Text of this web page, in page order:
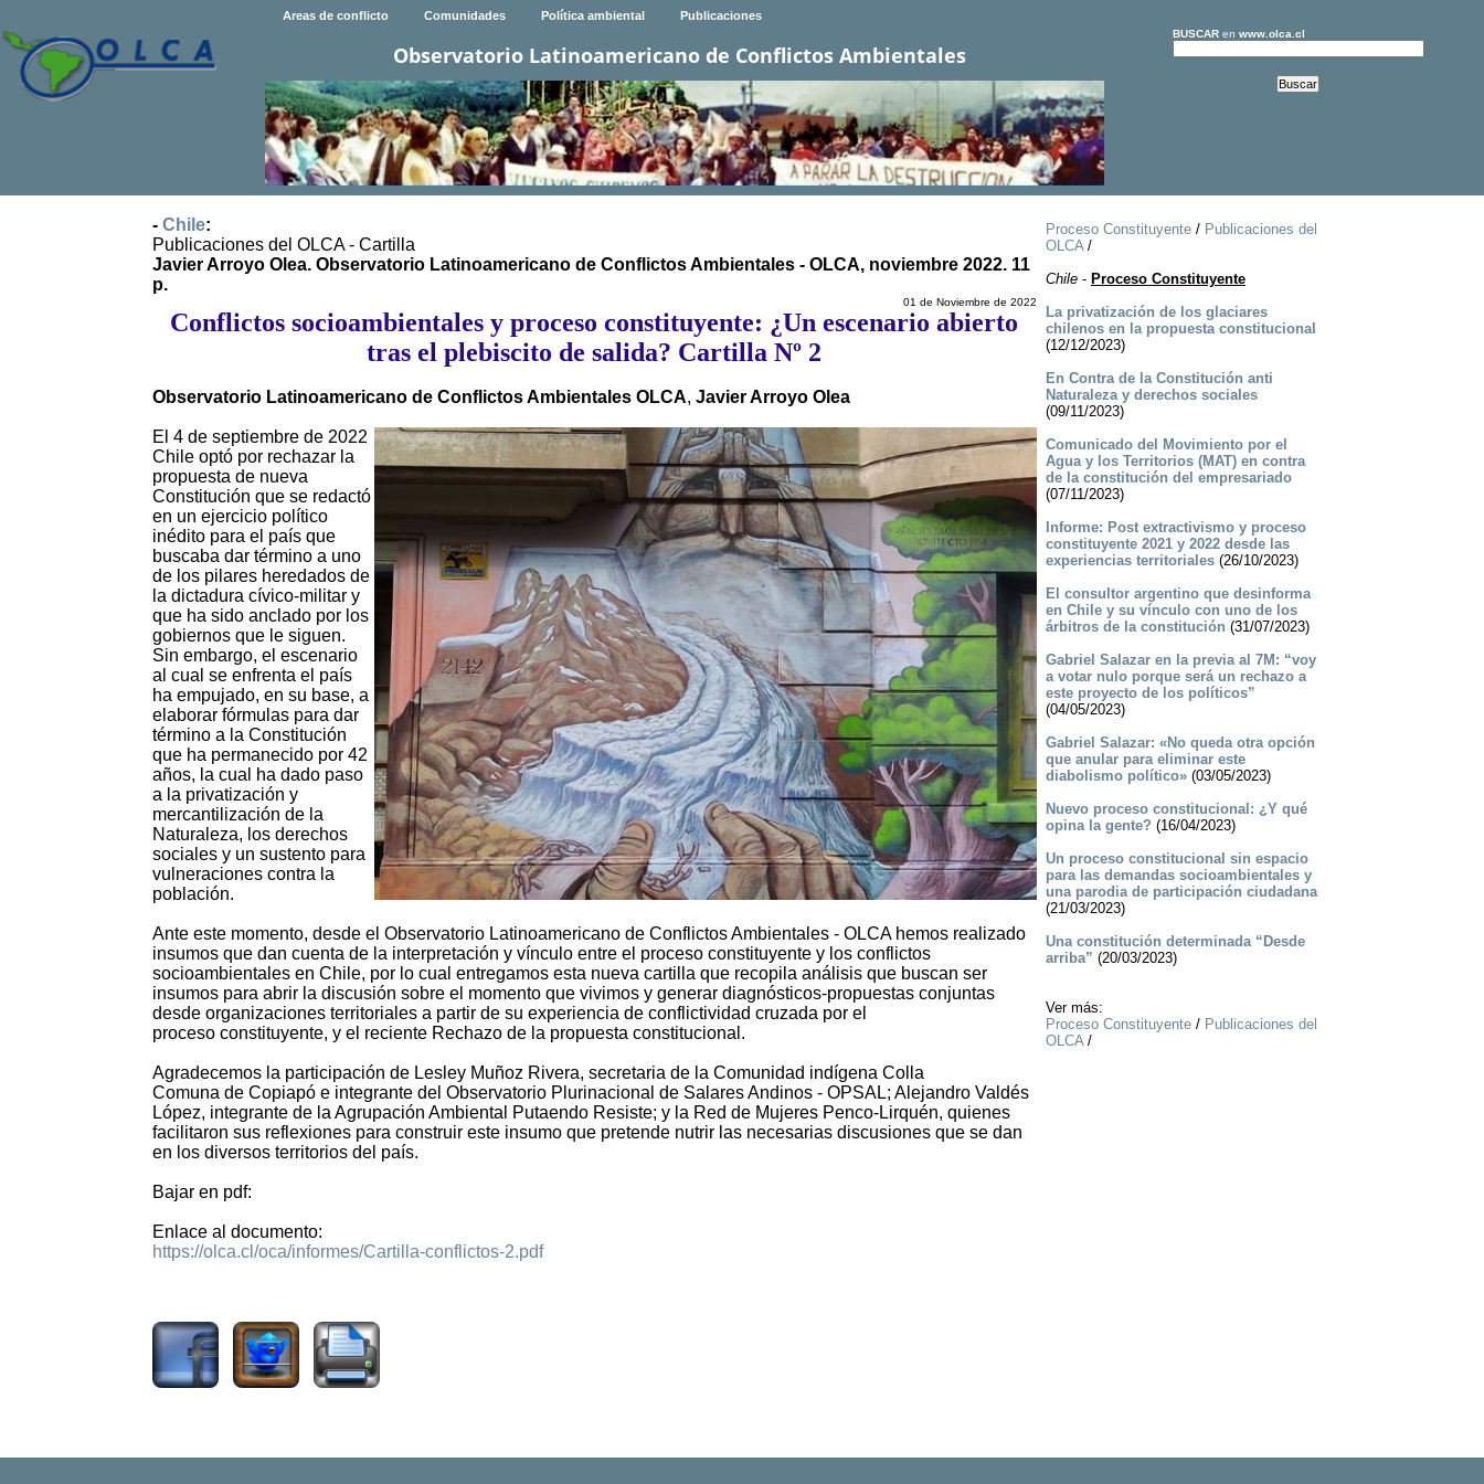
Areas de conflicto Comunidades Política ambiental Publicaciones
Observatorio Latinoamericano de Conflictos Ambientales
BUSCARen www.olca.cl
- Chile:
Publicaciones del OLCA - Cartilla
Javier Arroyo Olea. Observatorio Latinoamericano de Conflictos Ambientales - OLCA, noviembre 2022. 11
p.
01 de Noviembre de 2022
Conflictos socioambientales y proceso constituyente: ¿Un escenario abierto
tras el plebiscito de salida? Cartilla Nº 2
Observatorio Latinoamericano de Conflictos Ambientales OLCA, Javier Arroyo Olea
El 4 de septiembre de 2022
Chile optó por rechazar la
propuesta de nueva
Constitución que se redactó
en un ejercicio político
inédito para el país que
buscaba dar término a uno
de los pilares heredados de
la dictadura cívico-militar y
que ha sido anclado por los
gobiernos que le siguen.
Sin embargo, el escenario
al cual se enfrenta el país
ha empujado, en su base, a
elaborar fórmulas para dar
término a la Constitución
que ha permanecido por 42
años, la cual ha dado paso
a la privatización y
mercantilización de la
Naturaleza, los derechos
sociales y un sustento para
vulneraciones contra la
población.
Ante este momento, desde el Observatorio Latinoamericano de Conflictos Ambientales - OLCA hemos realizado
insumos que dan cuenta de la interpretación y vínculo entre el proceso constituyente y los conflictos
socioambientales en Chile, por lo cual entregamos esta nueva cartilla que recopila análisis que buscan ser
insumos para abrir la discusión sobre el momento que vivimos y generar diagnósticos-propuestas conjuntas
desde organizaciones territoriales a partir de su experiencia de conflictividad cruzada por el
proceso constituyente, y el reciente Rechazo de la propuesta constitucional.
Agradecemos la participación de Lesley Muñoz Rivera, secretaria de la Comunidad indígena Colla
Comuna de Copiapó e integrante del Observatorio Plurinacional de Salares Andinos - OPSAL; Alejandro Valdés
López, integrante de la Agrupación Ambiental Putaendo Resiste; y la Red de Mujeres Penco-Lirquén, quienes
facilitaron sus reflexiones para construir este insumo que pretende nutrir las necesarias discusiones que se dan
en los diversos territorios del país.
Bajar en pdf:
Enlace al documento:
https://olca.cl/oca/informes/Cartilla-conflictos-2.pdf
Proceso Constituyente/ Publicaciones del
OLCA/
Chile- Proceso Constituyente
La privatización de los glaciares
chilenos en la propuesta constitucional
(12/12/2023)
En Contra de la Constitución anti
Naturaleza y derechos sociales
(09/11/2023)
Comunicado del Movimiento por el
Agua y los Territorios (MAT) en contra
de la constitución del empresariado
(07/11/2023)
Informe: Post extractivismo y proceso
constituyente 2021 y 2022 desde las
experiencias territoriales(26/10/2023)
El consultor argentino que desinforma
en Chile y su vínculo con uno de los
árbitros de la constitución (31/07/2023)
Gabriel Salazar en la previa al 7M: “voy
a votar nulo porque será un rechazo a
este proyecto de los políticos”
(04/05/2023)
Gabriel Salazar: «No queda otra opción
que anular para eliminar este
diabolismo político»(03/05/2023)
Nuevo proceso constitucional: ¿Y qué
opina la gente? (16/04/2023)
Un proceso constitucional sin espacio
para las demandas socioambientales y
una parodia de participación ciudadana
(21/03/2023)
Una constitución determinada “Desde
arriba” (20/03/2023)
Ver más:
Proceso Constituyente/ Publicaciones del
OLCA/